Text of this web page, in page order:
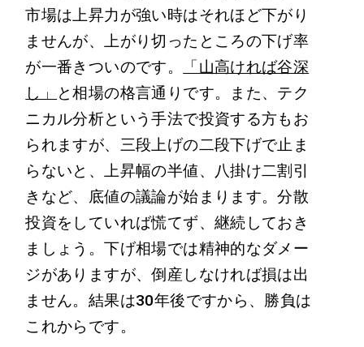
市場は上昇力が強い時はそれほど下がり
ませんが、上がり切ったところの下げ率
が一番きついのです。
「山高ければ谷深
し」
と相場の格言通りです。また、テク
ニカル分析という手法で投資する方もお
られますが、三段上げの二段下げで止ま
らないと、上昇幅の半値、八掛け二割引
きなど、底値の議論が始まります。分散
投資をしていれば慌てず、継続しておき
ましょう。下げ相場では精神的なダメー
ジがありますが、倒産しなければ損は出
ません。結果は30年後ですから、勝負は
これからです。